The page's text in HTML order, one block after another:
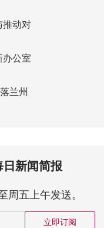
推动对
公室
兰州
新闻简报
周五上午发送。
立即订阅